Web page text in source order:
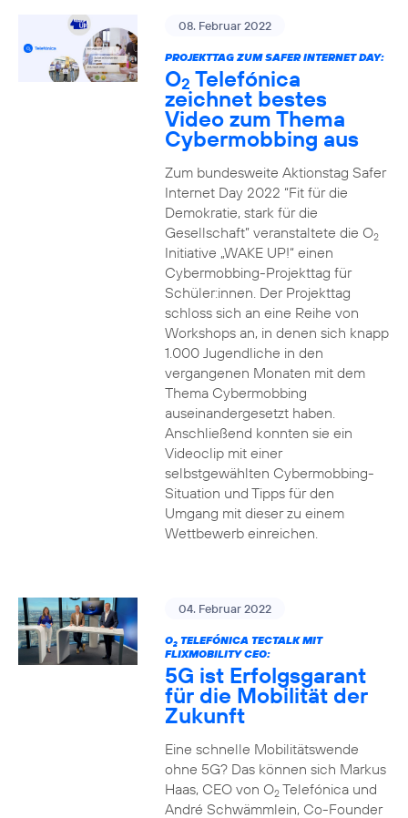
08. Februar 2022
PROJEKTTAG ZUM SAFER INTERNET DAY:
O2 Telefónica
zeichnet bestes
Video zum Thema
Cybermobbing aus
Zum bundesweite Aktionstag Safer
Internet Day 2022 “Fit für die
Demokratie, stark für die
Gesellschaft” veranstaltete die O2
Initiative „WAKE UP!“ einen
Cybermobbing-Projekttag für
Schüler:innen. Der Projekttag
schloss sich an eine Reihe von
Workshops an, in denen sich knapp
1.000 Jugendliche in den
vergangenen Monaten mit dem
Thema Cybermobbing
auseinandergesetzt haben.
Anschließend konnten sie ein
Videoclip mit einer
selbstgewählten Cybermobbing-
Situation und Tipps für den
Umgang mit dieser zu einem
Wettbewerb einreichen.
04. Februar 2022
O2TELEFÓNICA TECTALK MIT
FLIXMOBILITY CEO:
5G ist Erfolgsgarant
für die Mobilität der
Zukunft
Eine schnelle Mobilitätswende
ohne 5G? Das können sich Markus
Haas, CEO von O2Telefónica und
André Schwämmlein, Co-Founder